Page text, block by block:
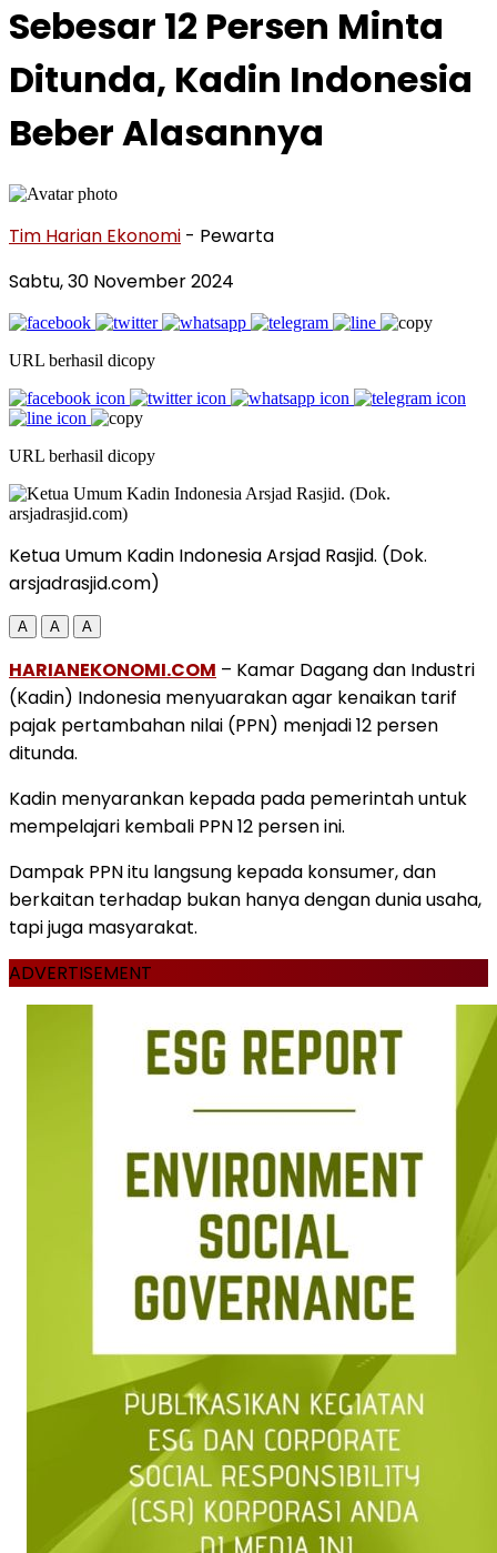
Sebesar 12 Persen Minta
Ditunda, Kadin Indonesia
Beber Alasannya
Tim Harian Ekonomi - Pewarta
Sabtu, 30 November 2024
URL berhasil dicopy
URL berhasil dicopy
Ketua Umum Kadin Indonesia Arsjad Rasjid. (Dok.
arsjadrasjid.com)
A A A
HARIANEKONOMI.COM – Kamar Dagang dan Industri
(Kadin) Indonesia menyuarakan agar kenaikan tarif
pajak pertambahan nilai (PPN) menjadi 12 persen
ditunda.
Kadin menyarankan kepada pada pemerintah untuk
mempelajari kembali PPN 12 persen ini.
Dampak PPN itu langsung kepada konsumer, dan
berkaitan terhadap bukan hanya dengan dunia usaha,
tapi juga masyarakat.
ADVERTISEMENT